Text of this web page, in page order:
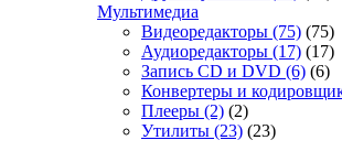
Мультимедиа
Видеоредакторы (75) (75)
Аудиоредакторы (17) (17)
Запись CD и DVD (6) (6)
Конвертеры и
Плееры (2) (2)
Утилиты (23) (23)